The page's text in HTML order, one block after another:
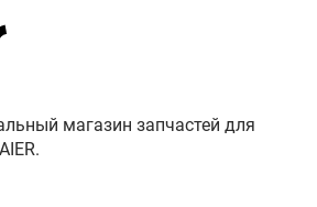
магазин запчастей для